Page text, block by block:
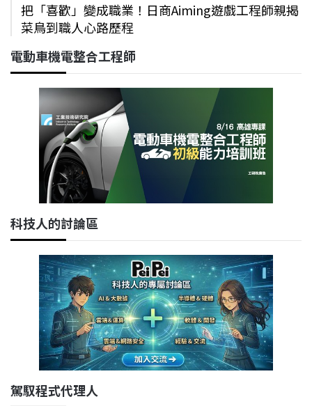
把「喜歡」變成職業！日商Aiming遊戲工程師親揭
菜鳥到職人心路歷程
電動車機電整合工程師
科技人的討論區
駕馭程式代理人